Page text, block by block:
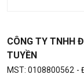
CÔNG TY TNHH
TUYỀN
MST: 0108800562 -